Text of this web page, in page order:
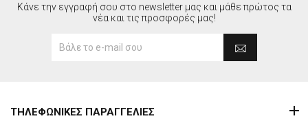
Κάνε την εγγραφή σου στο newsletter μας και μάθε πρώτος τα
νέα και τις προσφορές μας!
ΤΗΛΕΦΩΝΙΚΕΣ ΠΑΡΑΓΓΕΛΙΕΣ